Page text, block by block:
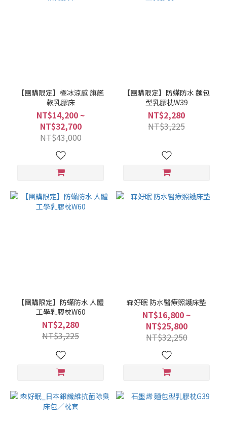
【團購限定】極冰涼感 旗艦
款乳膠床
NT$14,200 ~
NT$32,700
NT$43,000
【團購限定】防蟎防水 麵包
型乳膠枕W39
NT$2,280
NT$3,225
【團購限定】防蟎防水 人體
工學乳膠枕W60
NT$2,280
NT$3,225
森好眠 防水醫療照護床墊
NT$16,800 ~
NT$25,800
NT$32,250